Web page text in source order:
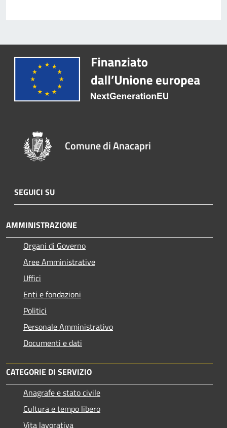
Comune di Anacapri
SEGUICI SU
AMMINISTRAZIONE
Organi di Governo
Aree Amministrative
Uffici
Enti e fondazioni
Politici
Personale Amministrativo
Documenti e dati
CATEGORIE DI SERVIZIO
Anagrafe e stato civile
Cultura e tempo libero
Vita lavorativa